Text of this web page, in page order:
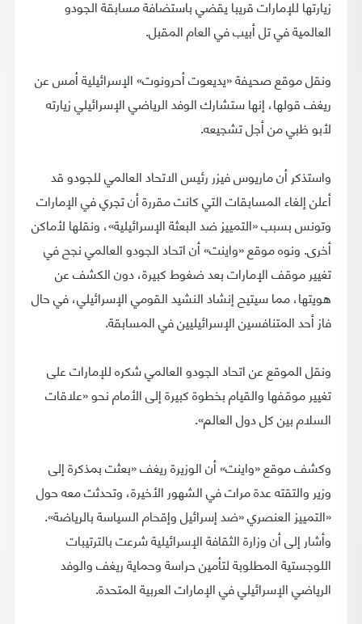
زيارتها للإمارات قريبا يقضي باستضافة مسابقة الجودو
العالمية في تل أبيب في العام المقبل.
ونقل موقع صحيفة «يديعوت أحرونوت» الإسرائيلية أمس عن
ريغف قولها، إنها ستشارك الوفد الرياضي الإسرائيلي زيارته
لأبو ظبي من أجل تشجيعه.
واستذكر أن ماريوس فيزر رئيس الاتحاد العالمي للجودو قد
أعلن إلغاء المسابقات التي كانت مقررة أن تجري في الإمارات
وتونس بسبب «التمييز ضد البعثة الإسرائيلية»، ونقلها لأماكن
أخرى. ونوه موقع «واينت» أن اتحاد الجودو العالمي نجح في
تغيير موقف الإمارات بعد ضغوط كبيرة، دون الكشف عن
هويتها، مما سيتيح إنشاد النشيد القومي الإسرائيلي، في حال
فاز أحد المتنافسين الإسرائيليين في المسابقة.
ونقل الموقع عن اتحاد الجودو العالمي شكره للإمارات على
تغيير موقفها والقيام بخطوة كبيرة إلى الأمام نحو «علاقات
السلام بين كل دول العالم».
وكشف موقع «واينت» أن الوزيرة ريغف «بعثت بمذكرة إلى
وزير والتقته عدة مرات في الشهور الأخيرة، وتحدثت معه حول
«التمييز العنصري «ضد إسرائيل وإقحام السياسة بالرياضة».
وأشار إلى أن وزارة الثقافة الإسرائيلية شرعت بالترتيبات
اللوجستية المطلوبة لتأمين حراسة وحماية ريغف والوفد
الرياضي الإسرائيلي في الإمارات العربية المتحدة.